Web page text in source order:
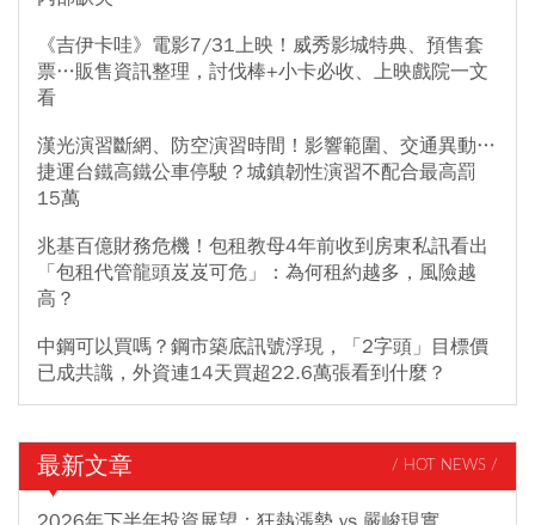
《吉伊卡哇》電影7/31上映！威秀影城特典、預售套
票…販售資訊整理，討伐棒+小卡必收、上映戲院一文
看
漢光演習斷網、防空演習時間！影響範圍、交通異動…
捷運台鐵高鐵公車停駛？城鎮韌性演習不配合最高罰
15萬
兆基百億財務危機！包租教母4年前收到房東私訊看出
「包租代管龍頭岌岌可危」：為何租約越多，風險越
高？
中鋼可以買嗎？鋼市築底訊號浮現，「2字頭」目標價
已成共識，外資連14天買超22.6萬張看到什麼？
最新文章 / HOT NEWS /